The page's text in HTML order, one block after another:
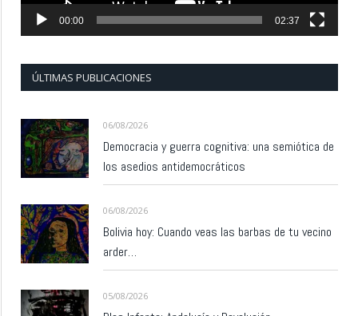
00:00 02:37
ÚLTIMAS PUBLICACIONES
06/08/2026
Democracia y guerra cognitiva: una semiótica de
los asedios antidemocráticos
06/08/2026
Bolivia hoy: Cuando veas las barbas de tu vecino
arder…
05/08/2026